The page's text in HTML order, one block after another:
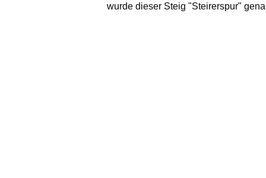
wurde dieser Steig "Steirerspur"